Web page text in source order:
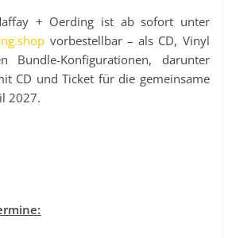
+ Oerding ist ab sofort unter
vorbestellbar – als CD, Vinyl
Bundle-Konfigurationen, darunter
CD und Ticket für die gemeinsame
2027.